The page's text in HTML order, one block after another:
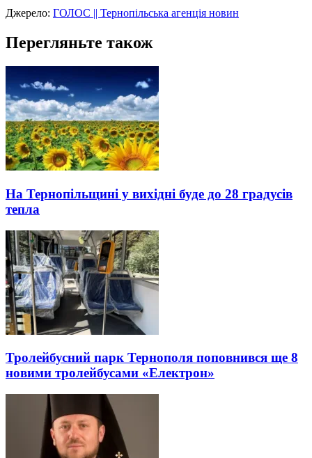
Джерело: ГОЛОС || Тернопільська агенція новин
Перегляньте також
На Тернопільщині у вихідні буде до 28 градусів
тепла
Тролейбусний парк Тернополя поповнився ще 8
новими тролейбусами «Електрон»